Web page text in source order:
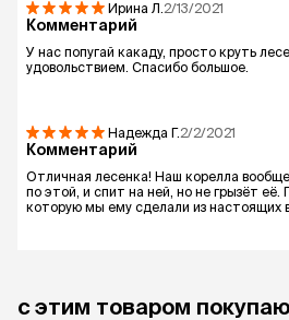
Ирина Л. 2/13/2021
Комментарий
У нас попугай какаду, просто круть
удовольствием. Спасибо большое.
Надежда Г.2/2/2021
Комментарий
Отличная лесенка! Наш корелла
по этой, и спит на ней, но не грызёт её.
которую мы ему сделали из настоящих
с этим товаром